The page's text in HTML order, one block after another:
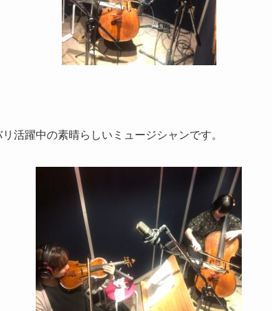
活躍中の素晴らしいミュージシャンです。